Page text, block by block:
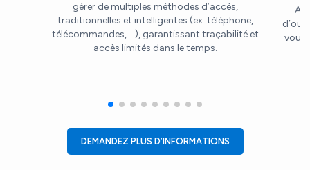
gérer de multiples méthodes d’accès,
traditionnelles et intelligentes (ex. téléphone,
télécommandes, ...), garantissant traçabilité et
accès limités dans le temps.
DEMANDEZ PLUS D’INFORMATIONS